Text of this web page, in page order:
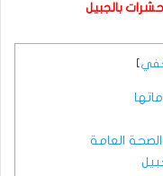
بالجبيل
]
العامة